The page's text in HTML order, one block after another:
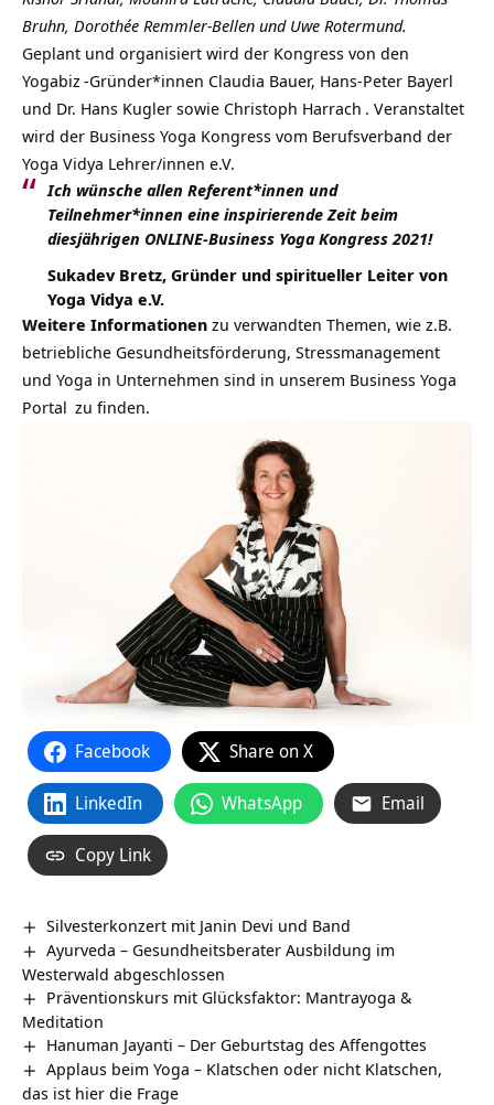
Bruhn, Dorothée Remmler-Bellen und Uwe Rotermund.
Geplant und organisiert wird der Kongress von den
Yogabiz -Gründer*innen Claudia Bauer, Hans-Peter Bayerl
und Dr. Hans Kugler sowie Christoph Harrach . Veranstaltet
wird der Business Yoga Kongress vom Berufsverband der
Yoga Vidya Lehrer/innen e.V.
Ich wünsche allen Referent*innen und
Teilnehmer*innen eine inspirierende Zeit beim
diesjährigen ONLINE-Business Yoga Kongress 2021!
Sukadev Bretz, Gründer und spiritueller Leiter von
Yoga Vidya e.V.
Weitere Informationen zu verwandten Themen, wie z.B.
betriebliche Gesundheitsförderung, Stressmanagement
und Yoga in Unternehmen sind in unserem Business Yoga
Portal zu finden.
Facebook Share on X
LinkedIn WhatsApp Email
Copy Link
Silvesterkonzert mit Janin Devi und Band
Ayurveda – Gesundheitsberater Ausbildung im
Westerwald abgeschlossen
Präventionskurs mit Glücksfaktor: Mantrayoga &
Meditation
Hanuman Jayanti – Der Geburtstag des Affengottes
Applaus beim Yoga – Klatschen oder nicht Klatschen,
das ist hier die Frage